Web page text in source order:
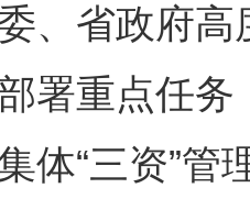
省政府高
署重点任
体“三资”管